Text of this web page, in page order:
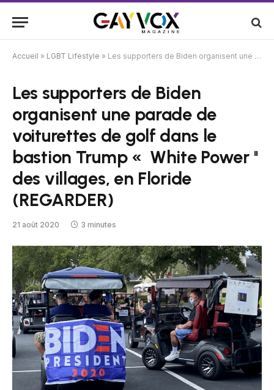
Accueil » LGBT Lifestyle » Les supporters de Biden organisent une parade de voiturettes de golf dans le bastion Trump « White Power '' des villages, en Floride (REGARDER)
Les supporters de Biden
organisent une parade de
voiturettes de golf dans le
bastion Trump « White Power ''
des villages, en Floride
(REGARDER)
21 août 2020 3 minutes